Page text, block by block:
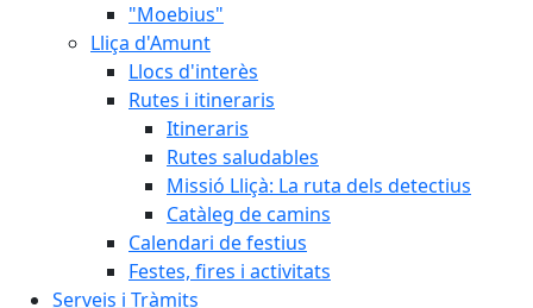
"Moebius"
Lliça d'Amunt
Llocs d'interès
Rutes i itineraris
Itineraris
Rutes saludables
Missió Lliçà: La ruta dels detectius
Catàleg de camins
Calendari de festius
Festes, fires i activitats
Serveis i Tràmits